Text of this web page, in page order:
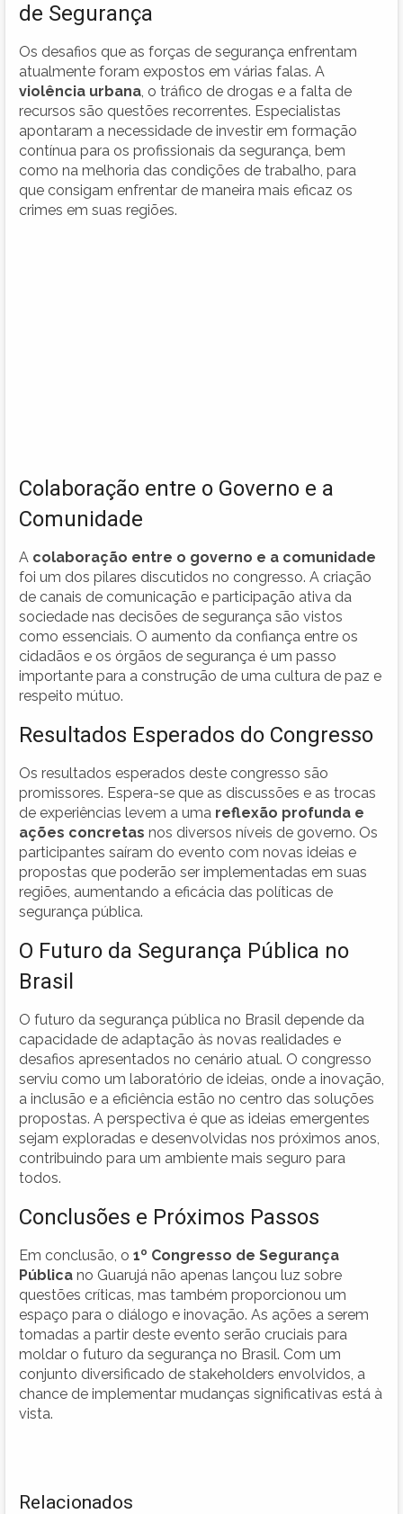
de Segurança
Os desafios que as forças de segurança enfrentam
atualmente foram expostos em várias falas. A
violência urbana , o tráfico de drogas e a falta de
recursos são questões recorrentes. Especialistas
apontaram a necessidade de investir em formação
contínua para os profissionais da segurança, bem
como na melhoria das condições de trabalho, para
que consigam enfrentar de maneira mais eficaz os
crimes em suas regiões.
Colaboração entre o Governo e a
Comunidade
A colaboração entre o governo e a comunidade
foi um dos pilares discutidos no congresso. A criação
de canais de comunicação e participação ativa da
sociedade nas decisões de segurança são vistos
como essenciais. O aumento da confiança entre os
cidadãos e os órgãos de segurança é um passo
importante para a construção de uma cultura de paz e
respeito mútuo.
Resultados Esperados do Congresso
Os resultados esperados deste congresso são
promissores. Espera-se que as discussões e as trocas
de experiências levem a uma reflexão profunda e
ações concretas nos diversos níveis de governo. Os
participantes saíram do evento com novas ideias e
propostas que poderão ser implementadas em suas
regiões, aumentando a eficácia das políticas de
segurança pública.
O Futuro da Segurança Pública no
Brasil
O futuro da segurança pública no Brasil depende da
capacidade de adaptação às novas realidades e
desafios apresentados no cenário atual. O congresso
serviu como um laboratório de ideias, onde a inovação,
a inclusão e a eficiência estão no centro das soluções
propostas. A perspectiva é que as ideias emergentes
sejam exploradas e desenvolvidas nos próximos anos,
contribuindo para um ambiente mais seguro para
todos.
Conclusões e Próximos Passos
Em conclusão, o 1º Congresso de Segurança
Pública no Guarujá não apenas lançou luz sobre
questões críticas, mas também proporcionou um
espaço para o diálogo e inovação. As ações a serem
tomadas a partir deste evento serão cruciais para
moldar o futuro da segurança no Brasil. Com um
conjunto diversificado de stakeholders envolvidos, a
chance de implementar mudanças significativas está à
vista.
Relacionados